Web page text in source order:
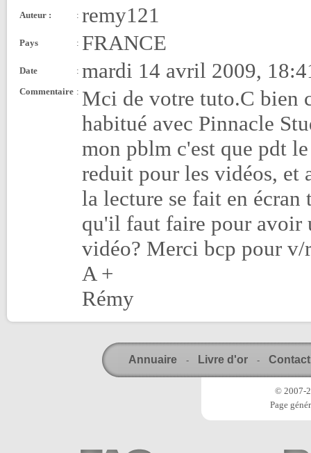
Auteur : : remy121
Pays : FRANCE
Date : mardi 14 avril 2009,
Commentaire : Mci de votre tuto.C bien
habitué avec Pinnacle
mon pblm c'est que pdt
reduit pour les vidéos, et
la lecture se fait en
qu'il faut faire pour avoir
vidéo? Merci bcp pour v/
A +
Rémy
Annuaire - Livre d'or - Contact
© 2007-
Page